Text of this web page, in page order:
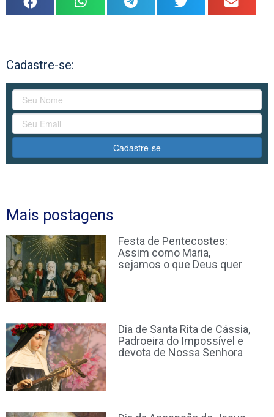
Cadastre-se:
Cadastre-se
Mais postagens
Festa de Pentecostes:
Assim como Maria,
sejamos o que Deus quer
Dia de Santa Rita de Cássia,
Padroeira do Impossível e
devota de Nossa Senhora